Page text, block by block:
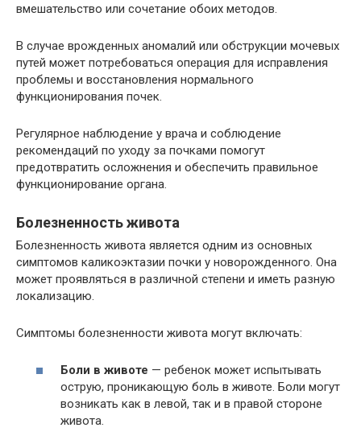
вмешательство или сочетание обоих методов.
В случае врожденных аномалий или обструкции мочевых
путей может потребоваться операция для исправления
проблемы и восстановления нормального
функционирования почек.
Регулярное наблюдение у врача и соблюдение
рекомендаций по уходу за почками помогут
предотвратить осложнения и обеспечить правильное
функционирование органа.
Болезненность живота
Болезненность живота является одним из основных
симптомов каликоэктазии почки у новорожденного. Она
может проявляться в различной степени и иметь разную
локализацию.
Симптомы болезненности живота могут включать:
Боли в животе — ребенок может испытывать
острую, проникающую боль в животе. Боли могут
возникать как в левой, так и в правой стороне
живота.